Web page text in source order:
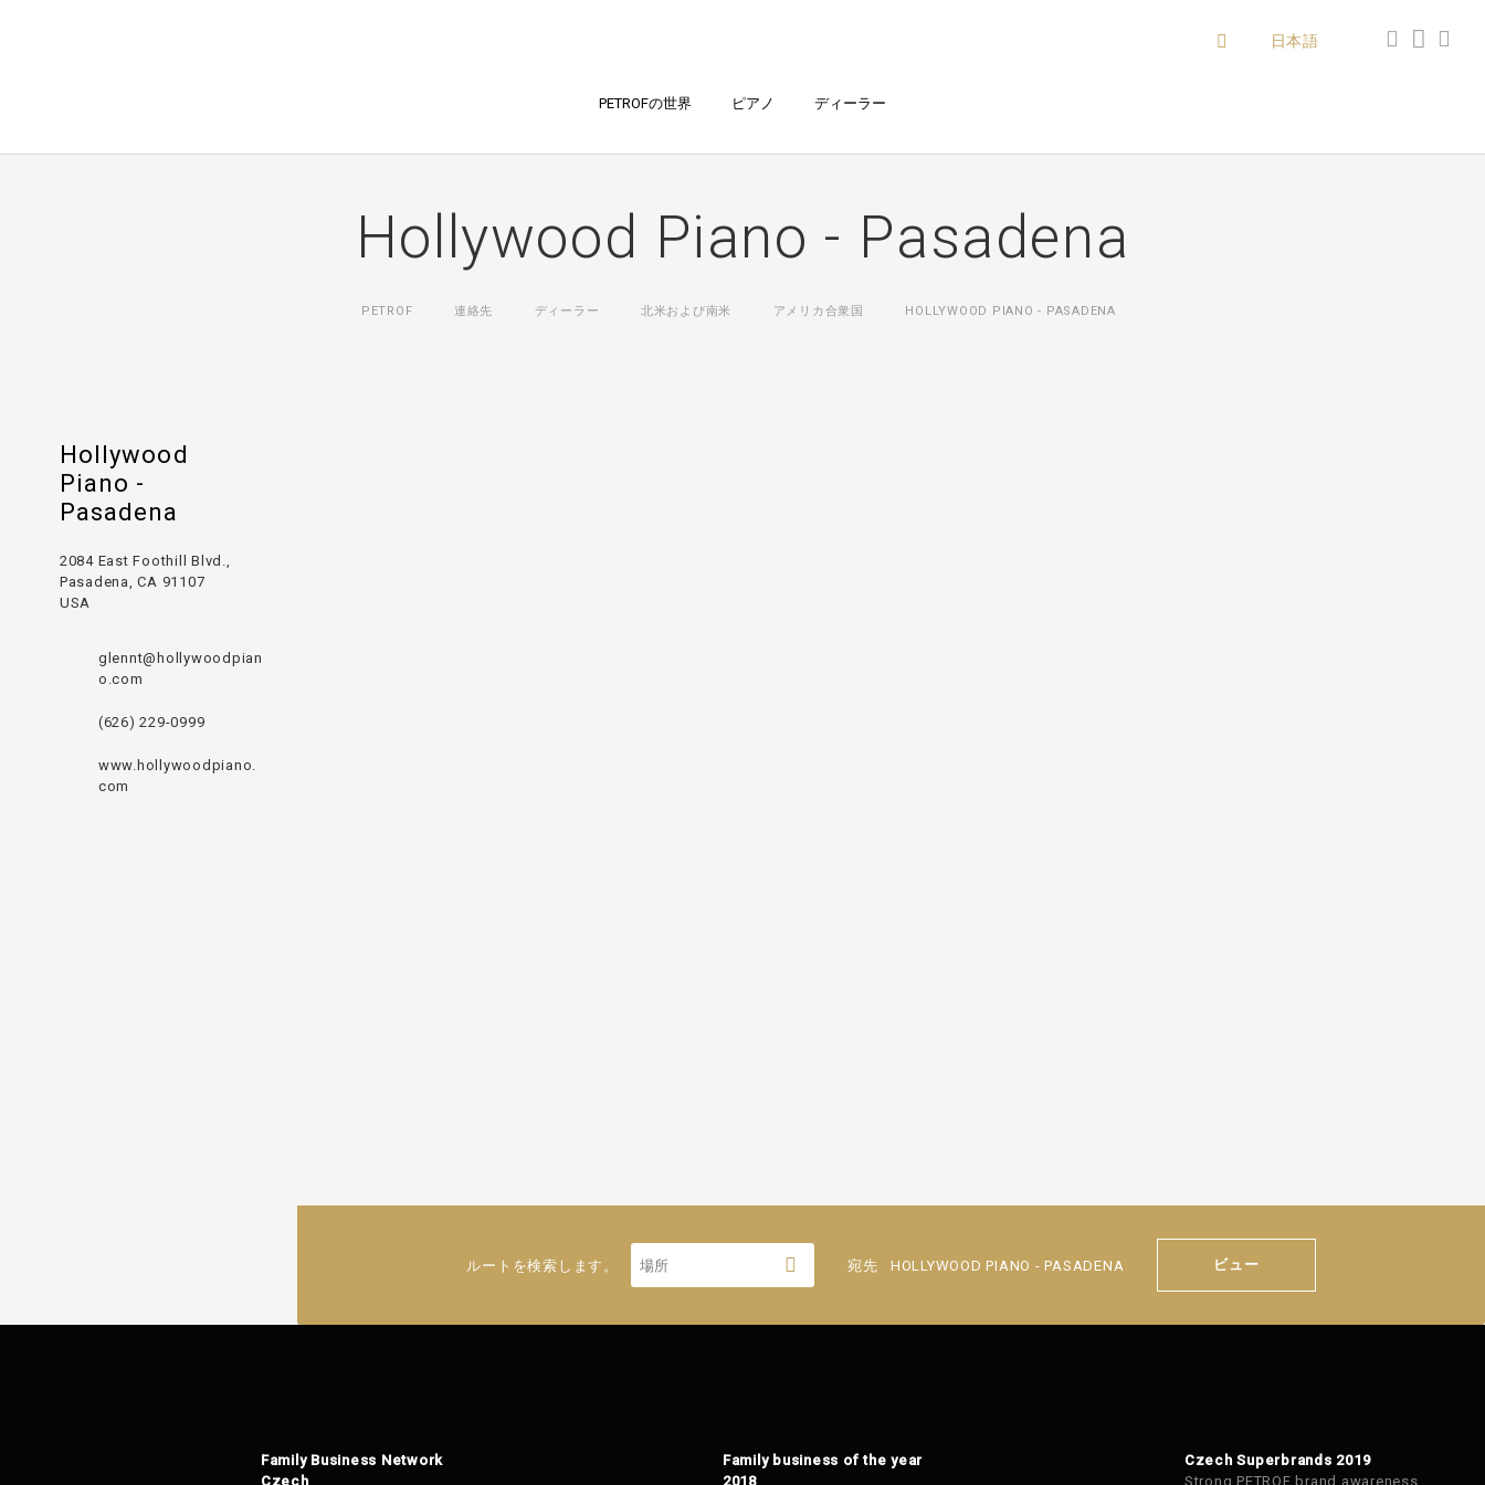
PETROFの世界 ピアノ ディーラー
日本語
Hollywood Piano - Pasadena
PETROF 連絡先 ディーラー 北米および南米 アメリカ合衆国 HOLLYWOOD PIANO - PASADENA
Hollywood
Piano -
Pasadena
2084 East Foothill Blvd.,
Pasadena, CA 91107
USA
glennt@hollywoodpian
o.com
(626) 229-0999
www.hollywoodpiano.
com
ルートを検索します。 宛先 HOLLYWOOD PIANO - PASADENA ビュー
Family Business Network
Czech
Family business of the year
2018
Czech Superbrands 2019
Strong PETROF brand awareness